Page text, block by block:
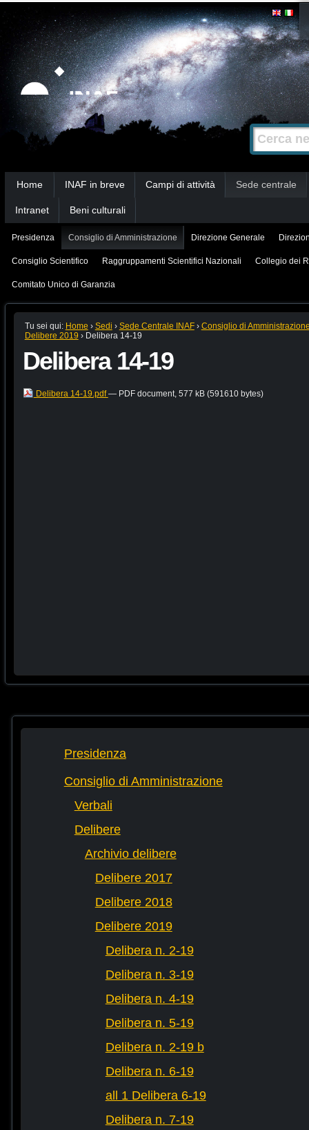
Strumenti
personali
Salta
contenuti.
|
Salta
alla
navigazione
Cerca nel
Ricerca
avanzata…
Home INAF in breve Campi di attività Sede centrale
Intranet Beni culturali
Presidenza Consiglio di Amministrazione Direzione Generale
Consiglio Scientifico Raggruppamenti Scientifici Nazionali Collegio dei
Comitato Unico di Garanzia
Tu sei qui: Home › Sedi › Sede Centrale INAF › Consiglio di
Delibere 2019 › Delibera 14-19
Delibera 14-19
Delibera 14-19.pdf— PDF document, 577 kB (591610 bytes)
Presidenza
Consiglio di Amministrazione
Verbali
Delibere
Archivio delibere
Delibere 2017
Delibere 2018
Delibere 2019
Delibera n. 2-19
Delibera n. 3-19
Delibera n. 4-19
Delibera n. 5-19
Delibera n. 2-19 b
Delibera n. 6-19
all 1 Delibera 6-19
Delibera n. 7-19